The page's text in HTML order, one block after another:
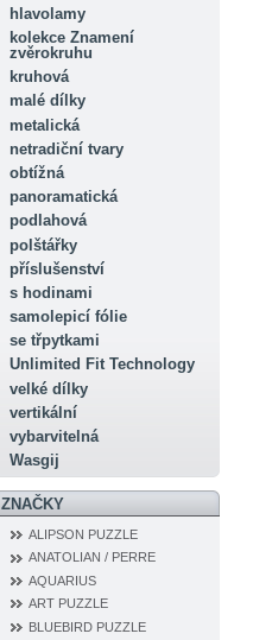
hlavolamy
kolekce Znamení
zvěrokruhu
kruhová
malé dílky
metalická
netradiční tvary
obtížná
panoramatická
podlahová
polštářky
příslušenství
s hodinami
samolepicí fólie
se třpytkami
Unlimited Fit Technology
velké dílky
vertikální
vybarvitelná
Wasgij
ZNAČKY
ALIPSON PUZZLE
ANATOLIAN / PERRE
AQUARIUS
ART PUZZLE
BLUEBIRD PUZZLE